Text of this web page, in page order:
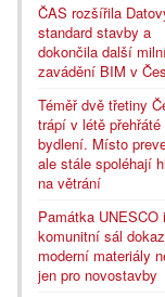
ČAS rozšířila
standard stavby a
dokončila další
zavádění BIM v
Téměř dvě třetiny
trápí v létě přehřáté
bydlení. Místo
ale stále spoléhají
na větrání
Památka UNESCO i
komunitní sál
moderní materiály
jen pro novostavby